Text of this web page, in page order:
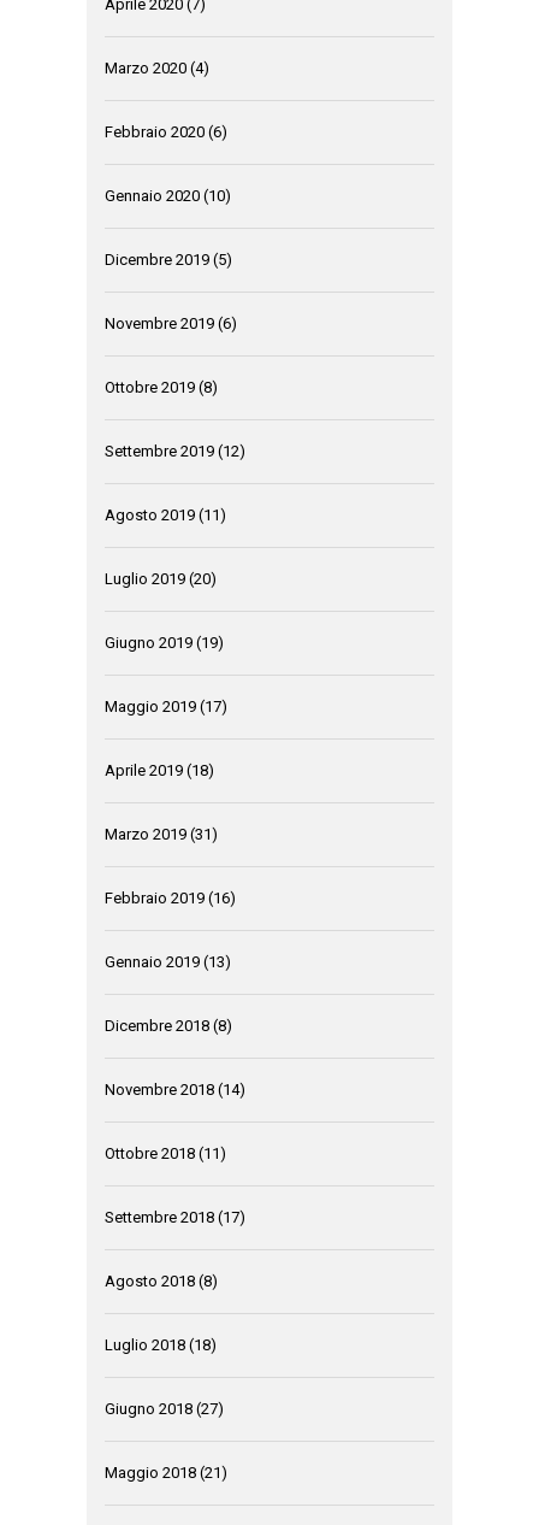
Aprile 2020 (7)
Marzo 2020 (4)
Febbraio 2020 (6)
Gennaio 2020 (10)
Dicembre 2019 (5)
Novembre 2019 (6)
Ottobre 2019 (8)
Settembre 2019 (12)
Agosto 2019 (11)
Luglio 2019 (20)
Giugno 2019 (19)
Maggio 2019 (17)
Aprile 2019 (18)
Marzo 2019 (31)
Febbraio 2019 (16)
Gennaio 2019 (13)
Dicembre 2018 (8)
Novembre 2018 (14)
Ottobre 2018 (11)
Settembre 2018 (17)
Agosto 2018 (8)
Luglio 2018 (18)
Giugno 2018 (27)
Maggio 2018 (21)